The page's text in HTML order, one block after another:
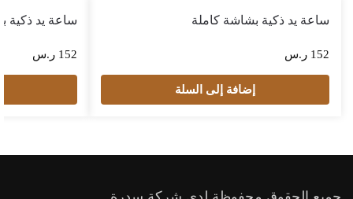
ساعة يد ذكية بشاشة كاملة
152 ر.س
إضافة إلى السلة
ساعة يد ذكية
152 ر.س